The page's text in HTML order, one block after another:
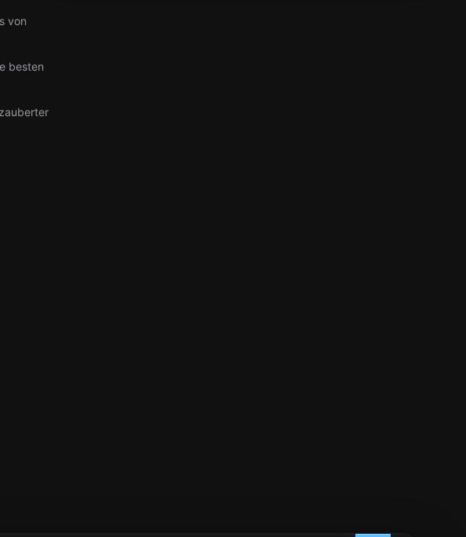
von
besten